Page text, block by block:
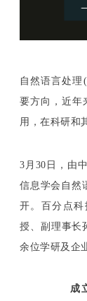
自然语言处
要方向，近年
用，在科研和
3月30日，由
信息学会自然
开。百分点
授、副理事长
余位学研及企
成